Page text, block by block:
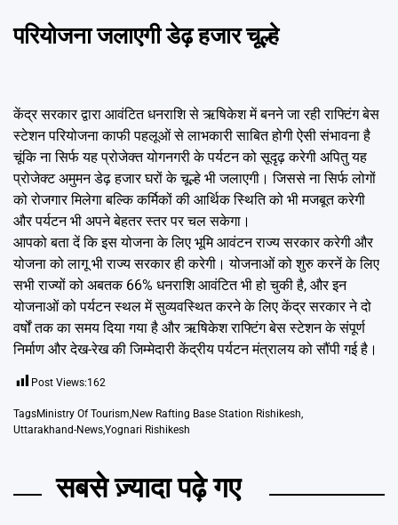
परियोजना जलाएगी डेढ़ हजार चूल्हे
केंद्र सरकार द्वारा आवंटित धनराशि से ऋषिकेश में बनने जा रही राफ्टिंग बेस
स्टेशन परियोजना काफी पहलूओं से लाभकारी साबित होगी ऐसी संभावना है
चूंकि ना सिर्फ यह प्रोजेक्त योगनगरी के पर्यटन को सूदृढ़ करेगी अपितु यह
प्रोजेक्ट अमुमन डेढ़ हजार घरों के चूल्हे भी जलाएगी। जिससे ना सिर्फ लोगों
को रोजगार मिलेगा बल्कि कर्मिकों की आर्थिक स्थिति को भी मजबूत करेगी
और पर्यटन भी अपने बेहतर स्तर पर चल सकेगा।
आपको बता दें कि इस योजना के लिए भूमि आवंटन राज्य सरकार करेगी और
योजना को लागू भी राज्य सरकार ही करेगी। योजनाओं को शुरु करनें के लिए
सभी राज्यों को अबतक 66% धनराशि आवंटित भी हो चुकी है, और इन
योजनाओं को पर्यटन स्थल में सुव्यवस्थित करने के लिए केंद्र सरकार ने दो
वर्षों तक का समय दिया गया है और ऋषिकेश राफ्टिंग बेस स्टेशन के संपूर्ण
निर्माण और देख-रेख की जिम्मेदारी केंद्रीय पर्यटन मंत्रालय को सौंपी गई है।
Post Views:162
TagsMinistry Of Tourism New Rafting Base Station Rishikesh
Uttarakhand-NewsYognari Rishikesh
सबसे ज़्यादा पढ़े गए